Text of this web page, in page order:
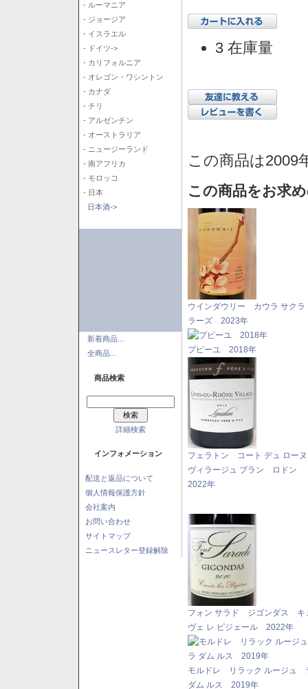
- ルーマニア
- ジョージア
- イスラエル
- ドイツ->
- カリフォルニア
- オレゴン・ワシントン
- カナダ
- チリ
- アルゼンチン
- オーストラリア
- ニュージーランド
- 南アフリカ
- モロッコ
- 日本
日本酒->
新着商品...
全商品...
商品検索
詳細検索
インフォメーション
配送と返品について
個人情報保護方針
会社案内
お問い合わせ
サイトマップ
ニュースレター登録解除
3 在庫量
この商品は2009
この商品をお求
ウインダウリー カウラ サクラ
ラーズ 2023年
プピーユ 2018年
フェラトン コート デュ ロー
ヴィラージュ ブラン ロドン
2022年
フォン サラド ジゴンダス キ
ヴェ レ ピジェール 2022年
モルドレ リラック ルージュ
ダム ルス 2019年